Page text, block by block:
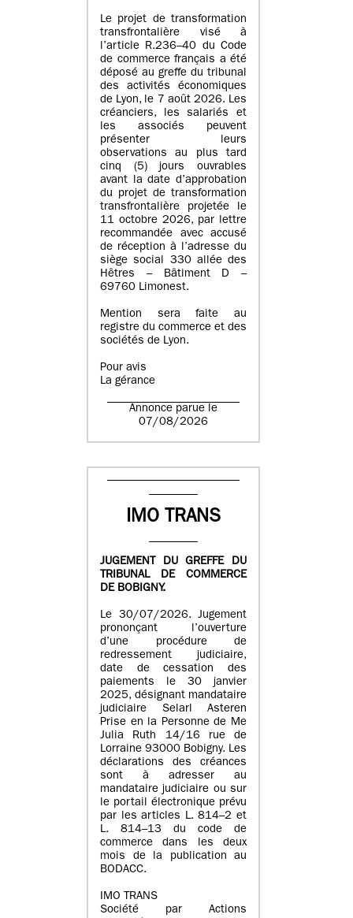
Le projet de transformation
transfrontalière visé à
l’article R.236–40 du Code
de commerce français a été
déposé au greffe du tribunal
des activités économiques
de Lyon, le 7 août 2026. Les
créanciers, les salariés et
les associés peuvent
présenter leurs
observations au plus tard
cinq (5) jours ouvrables
avant la date d’approbation
du projet de transformation
transfrontalière projetée le
11 octobre 2026, par lettre
recommandée avec accusé
de réception à l’adresse du
siège social 330 allée des
Hêtres – Bâtiment D –
69760 Limonest.
Mention sera faite au
registre du commerce et des
sociétés de Lyon.
Pour avis
La gérance
Annonce parue le
07/08/2026
IMO TRANS
JUGEMENT DU GREFFE DU
TRIBUNAL DE COMMERCE
DE BOBIGNY.
Le 30/07/2026. Jugement
prononçant l’ouverture
d’une procédure de
redressement judiciaire,
date de cessation des
paiements le 30 janvier
2025, désignant mandataire
judiciaire Selarl Asteren
Prise en la Personne de Me
Julia Ruth 14/16 rue de
Lorraine 93000 Bobigny. Les
déclarations des créances
sont à adresser au
mandataire judiciaire ou sur
le portail électronique prévu
par les articles L. 814–2 et
L. 814–13 du code de
commerce dans les deux
mois de la publication au
BODACC.
IMO TRANS
Société par Actions